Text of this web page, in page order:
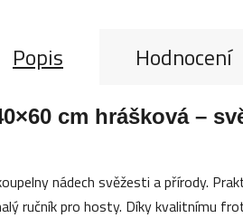
Popis Hodnocení
cm hrášková –
nádech svěžesti a přírody.
ručník pro hosty. Díky kvalitnímu